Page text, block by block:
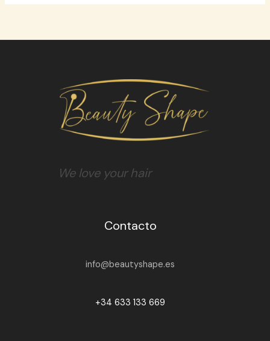
We love your hair
Contacto
info@beautyshape.es
+34 633 133 669